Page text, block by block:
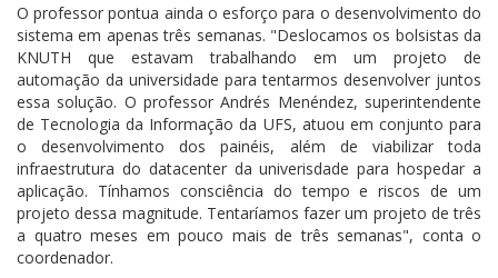
O professor pontua ainda o esforço para o desenvolvimento do
sistema em apenas três semanas. "Deslocamos os bolsistas da
KNUTH que estavam trabalhando em um projeto de
automação da universidade para tentarmos desenvolver juntos
essa solução. O professor Andrés Menéndez, superintendente
de Tecnologia da Informação da UFS, atuou em conjunto para
o desenvolvimento dos painéis, além de viabilizar toda
infraestrutura do datacenter da univerisdade para hospedar a
aplicação. Tínhamos consciência do tempo e riscos de um
projeto dessa magnitude. Tentaríamos fazer um projeto de três
a quatro meses em pouco mais de três semanas", conta o
coordenador.